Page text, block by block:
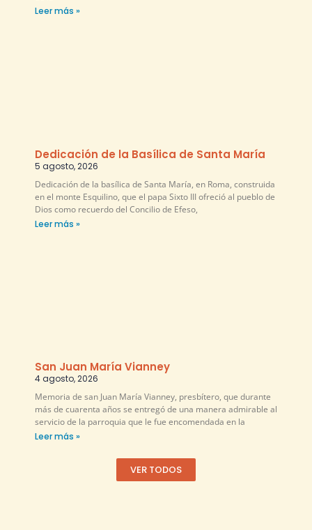
Leer más »
Dedicación de la Basílica de Santa María
5 agosto, 2026
Dedicación de la basílica de Santa María, en Roma, construida
en el monte Esquilino, que el papa Sixto III ofreció al pueblo de
Dios como recuerdo del Concilio de Efeso,
Leer más »
San Juan María Vianney
4 agosto, 2026
Memoria de san Juan María Vianney, presbítero, que durante
más de cuarenta años se entregó de una manera admirable al
servicio de la parroquia que le fue encomendada en la
Leer más »
VER TODOS